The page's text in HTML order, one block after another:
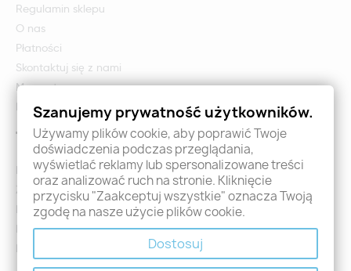
Regulamin sklepu
O nas
Płatności
Skontaktuj się z nami
Mapa strony
Formularz zwrotu i reklamacji
Twoje konto
Logowanie
Załóż konto - Rejestracja
Moje zamówienia
Promocje
Nowości
Szanujemy prywatność użytkowników.
Używamy plików cookie, aby poprawić Twoje
doświadczenia podczas przeglądania,
wyświetlać reklamy lub spersonalizowane treści
oraz analizować ruch na stronie. Kliknięcie
przycisku "Zaakceptuj wszystkie" oznacza Twoją
zgodę na nasze użycie plików cookie.
Dostosuj